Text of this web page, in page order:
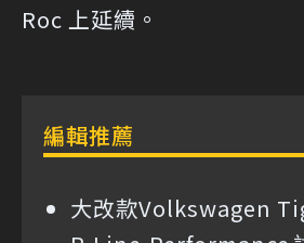
Roc 上延續。
編輯推薦
大改款Volkswagen